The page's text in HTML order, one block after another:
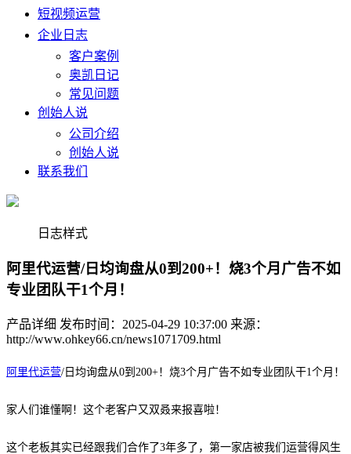
短视频运营
企业日志
客户案例
奥凯日记
常见问题
创始人说
公司介绍
创始人说
联系我们
日志样式
阿里代运营/日均询盘从0到200+！烧3个月广告不如
专业团队干1个月！
产品详细 发布时间：2025-04-29 10:37:00 来源：
http://www.ohkey66.cn/news1071709.html
阿里代运营/ 日均询盘从0到200+！烧3个月广告不如专业团队干1个月！
家人们谁懂啊！这个老客户又双叒来报喜啦！
这个老板其实已经跟我们合作了3年多了，第一家店被我们运营得风生